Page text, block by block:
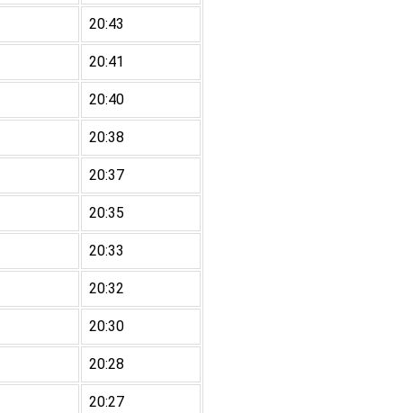
20:43
20:41
20:40
20:38
20:37
20:35
20:33
20:32
20:30
20:28
20:27